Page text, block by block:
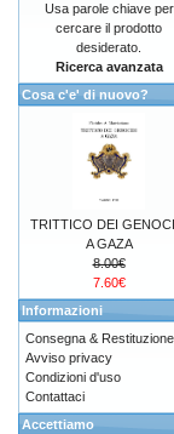
Usa parole chiave per
cercare il prodotto
desiderato.
Ricerca avanzata
Cosa c'e' di nuovo?
TRITTICO DEI
A GAZA
8.00€
7.60€
Informazioni
Consegna & Restituzione
Avviso privacy
Condizioni d'uso
Contattaci
Accettiamo